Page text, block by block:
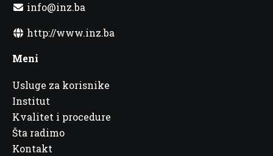
info@inz.ba
http://www.inz.ba
Meni
Usluge za korisnike
Institut
Kvalitet i procedure
Šta radimo
Kontakt